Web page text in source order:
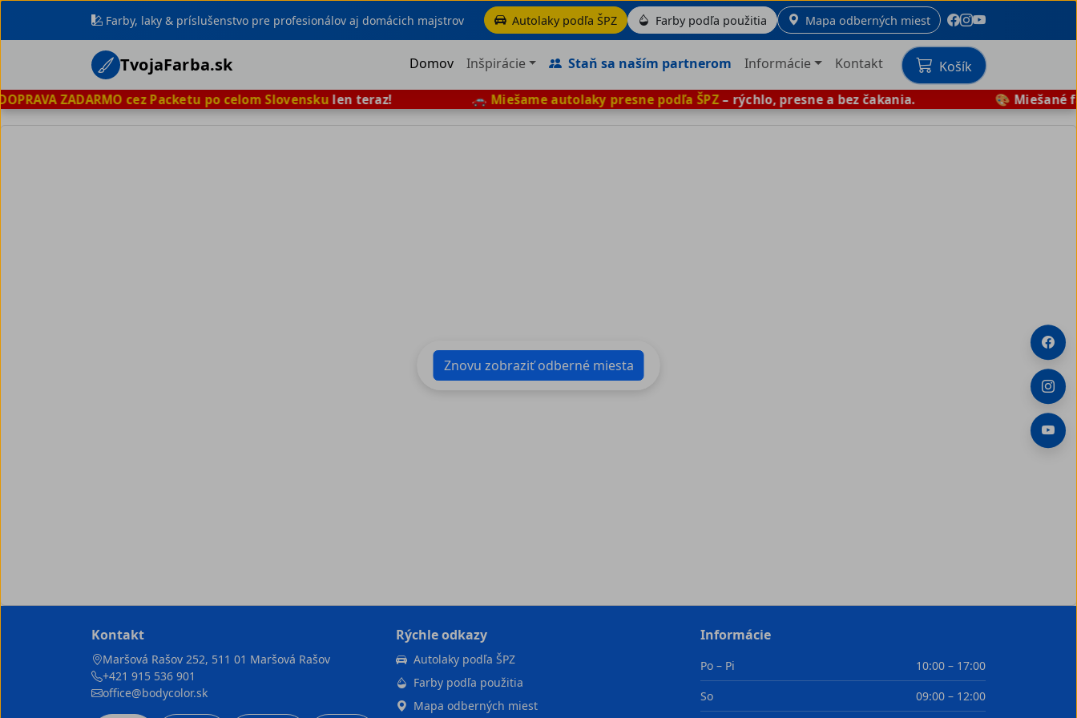
Farby, laky & príslušenstvo pre profesionálov aj domácich majstrov Autolaky podľa ŠPZ Farby podľa použitia Mapa odberných miest
TvojaFarba.sk Domov Inšpirácie Staň sa naším partnerom Informácie Kontakt Košík
ZADARMO cez Packetu po celom Slovenskulen teraz! 🚗Miešame autolaky presne podľa ŠPZ– rýchlo, presne a bez čakania. 🎨 Miešané
Znovu zobraziť odberné miesta
Kontakt
Maršová Rašov 252, 511 01 Maršová Rašov
+421 915 536 901
office@bodycolor.sk
Rýchle odkazy
Autolaky podľa ŠPZ
Farby podľa použitia
Mapa odberných miest
Informácie
Po – Pi
10:00 – 17:00
So
09:00 – 12:00